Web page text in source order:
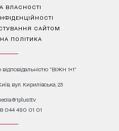
ВЛАСНОСТІ
САЙТОМ
ПОЛІТИКА
"ВІЖН 1+1"
вул. Кирилівська, 23
044 490 01 01